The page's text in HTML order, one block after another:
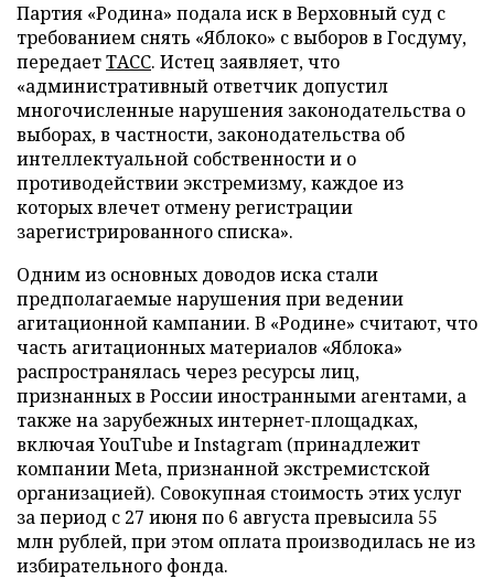
Партия «Родина» подала иск в Верховный суд с
требованием снять «Яблоко» с выборов в Госдуму,
передаетТАСС. Истец заявляет, что
«административный ответчик допустил
многочисленные нарушения законодательства о
выборах, в частности, законодательства об
интеллектуальной собственности и о
противодействии экстремизму, каждое из
которых влечет отмену регистрации
зарегистрированного списка».
Одним из основных доводов иска стали
предполагаемые нарушения при ведении
агитационной кампании. В «Родине» считают, что
часть агитационных материалов «Яблока»
распространялась через ресурсы лиц,
признанных в России иностранными агентами, а
также на зарубежных интернет-площадках,
включая YouTube и Instagram (принадлежит
компании Meta, признанной экстремистской
организацией). Совокупная стоимость этих услуг
за период с 27 июня по 6 августа превысила 55
млн рублей, при этом оплата производилась не из
избирательного фонда.